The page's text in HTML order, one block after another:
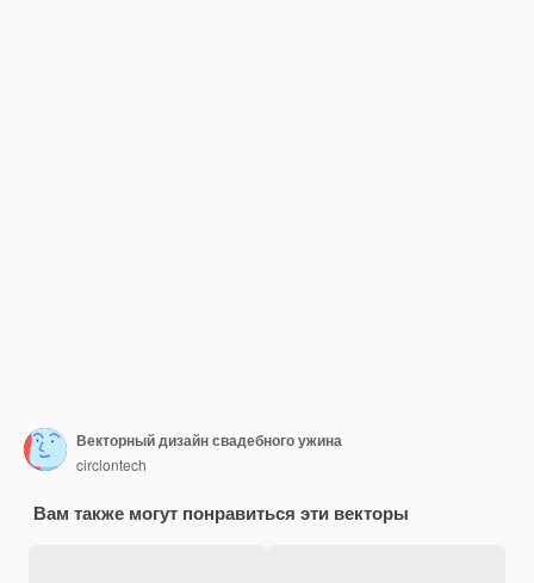
Векторный дизайн свадебного ужина
circlontech
Вам также могут понравиться эти векторы